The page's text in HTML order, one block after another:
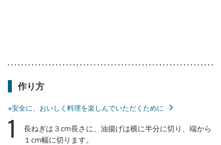
作り方
※安全に、おいしく料理を楽しんでいただくために
1
長ねぎは３cm長さに、油揚げは横に半分に切り、端から
１cm幅に切ります。